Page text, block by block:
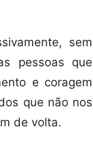
sem
pessoas que
e coragem
que não nos
de volta.